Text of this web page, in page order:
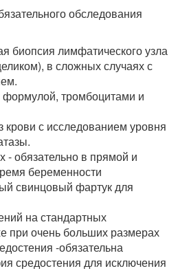
обследования
биопсия лимфатического узла
в сложных случаях с
тромбоцитами и
крови с исследованием уровня
- обязательно в прямой и
беременности
свинцовый фартук для
на стандартных
при очень больших размерах
-обязательна
средостения для исключения